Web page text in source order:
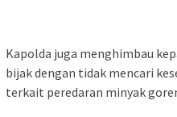
Kapolda juga menghimbau
bijak dengan tidak mencari
terkait peredaran minyak